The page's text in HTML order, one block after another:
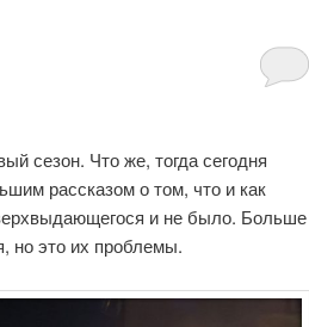
сезон. Что же, тогда сегодня
рассказом о том, что и как
и не было. Больше
но это их проблемы.